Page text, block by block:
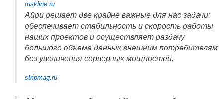
ruskline.ru
Айри решает две крайне важные для нас задачи:
обеспечивает стабильность и скорость работы
наших проектов и осуществляет раздачу
большого объема данных внешним потребителям
без увеличения серверных мощностей.
stripmag.ru